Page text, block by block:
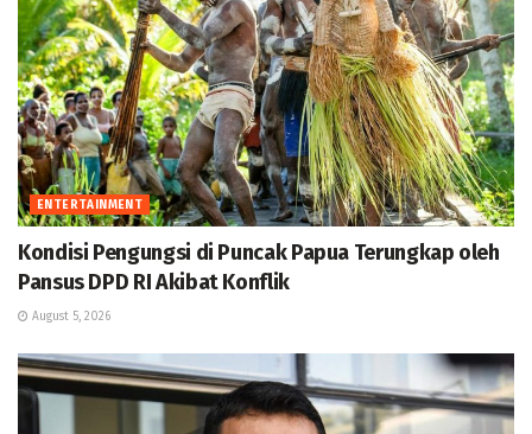
ENTERTAINMENT
Kondisi Pengungsi di Puncak Papua Terungkap oleh
Pansus DPD RI Akibat Konflik
August 5, 2026